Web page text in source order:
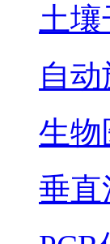
土
自
生物
垂直